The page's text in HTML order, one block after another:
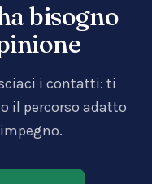
bisogno
i contatti: ti
il percorso adatto